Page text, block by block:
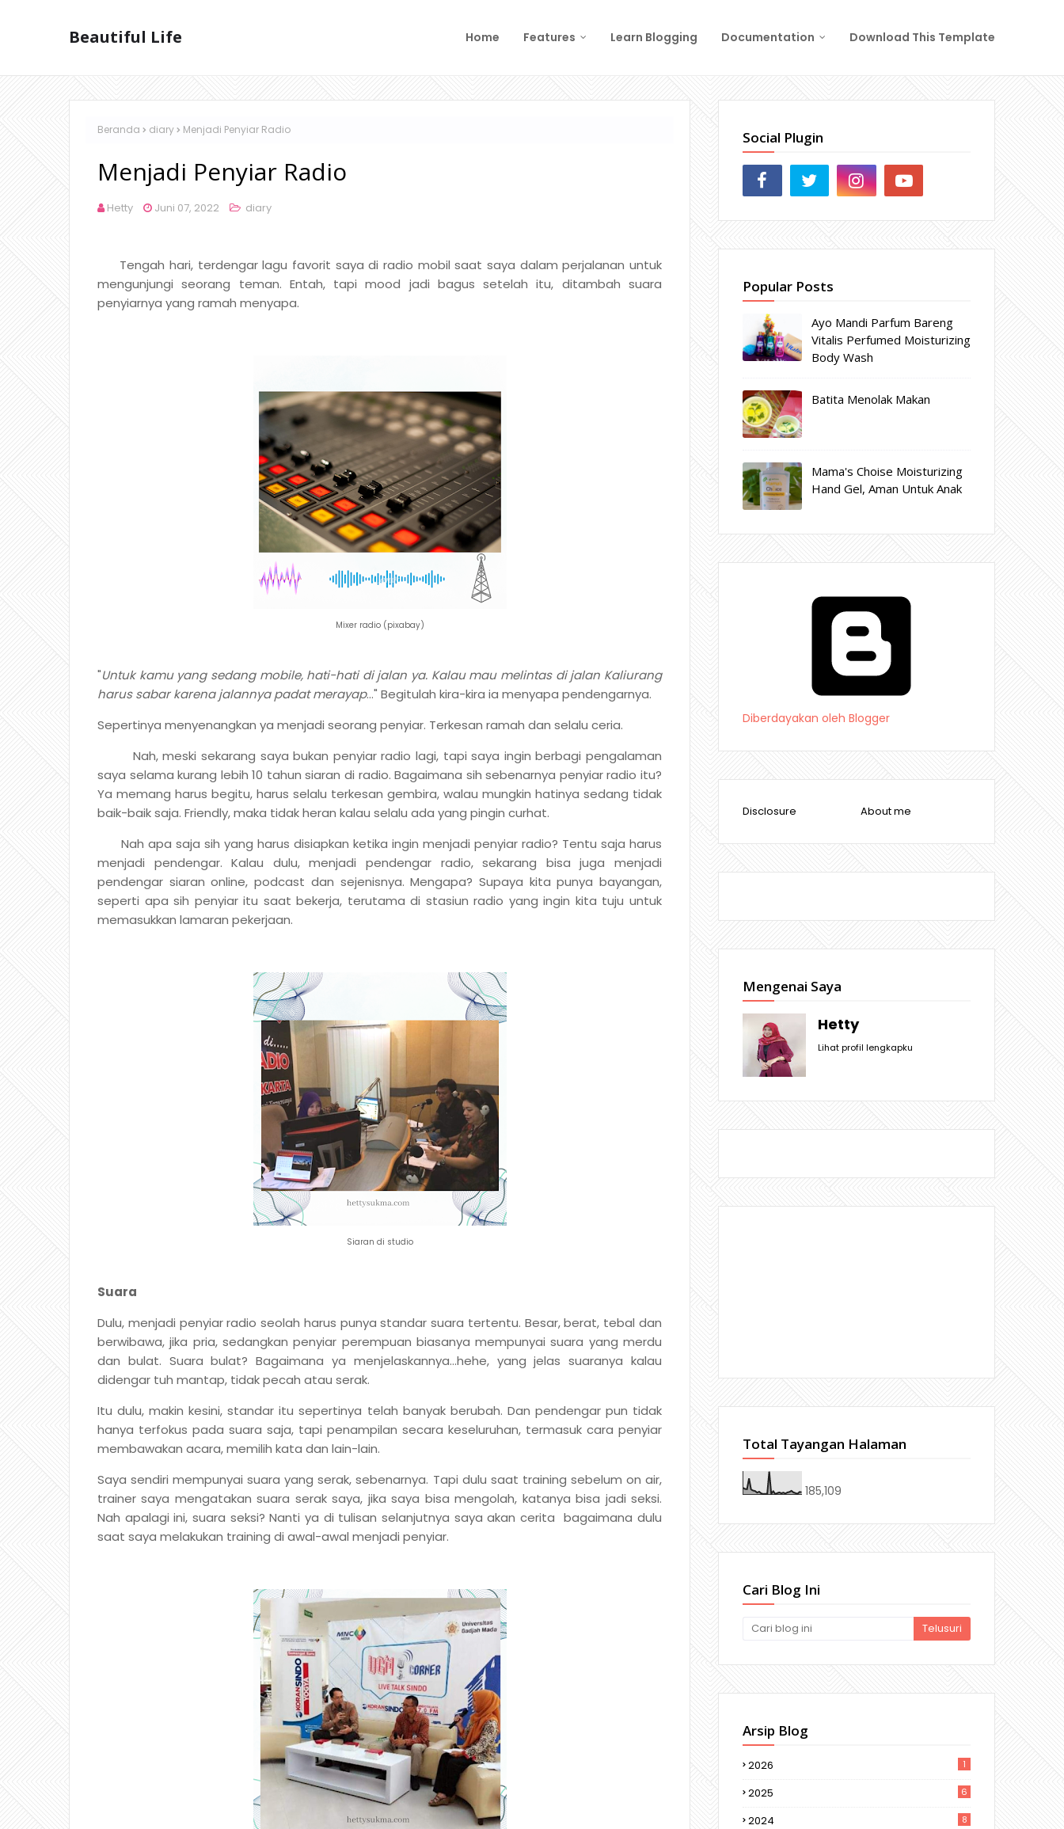
Beautiful Life Home Features Learn Blogging Documentation Download This Template
Beranda diary Menjadi Penyiar Radio
Menjadi Penyiar Radio
Hetty Juni 07, 2022 diary
Tengah hari, terdengar lagu favorit saya di radio mobil saat saya dalam perjalanan untuk
mengunjungi seorang teman. Entah, tapi mood jadi bagus setelah itu, ditambah suara
penyiarnya yang ramah menyapa.
Mixer radio (pixabay)
"Untuk kamu yang sedang mobile, hati-hati di jalan ya. Kalau mau melintas di jalan Kaliurang
harus sabar karena jalannya padat merayap..." Begitulah kira-kira ia menyapa pendengarnya.
Sepertinya menyenangkan ya menjadi seorang penyiar. Terkesan ramah dan selalu ceria.
Nah, meski sekarang saya bukan penyiar radio lagi, tapi saya ingin berbagi pengalaman
saya selama kurang lebih 10 tahun siaran di radio. Bagaimana sih sebenarnya penyiar radio itu?
Ya memang harus begitu, harus selalu terkesan gembira, walau mungkin hatinya sedang tidak
baik-baik saja. Friendly, maka tidak heran kalau selalu ada yang pingin curhat.
Nah apa saja sih yang harus disiapkan ketika ingin menjadi penyiar radio? Tentu saja harus
menjadi pendengar. Kalau dulu, menjadi pendengar radio, sekarang bisa juga menjadi
pendengar siaran online, podcast dan sejenisnya. Mengapa? Supaya kita punya bayangan,
seperti apa sih penyiar itu saat bekerja, terutama di stasiun radio yang ingin kita tuju untuk
memasukkan lamaran pekerjaan.
Siaran di studio
Suara
Dulu, menjadi penyiar radio seolah harus punya standar suara tertentu. Besar, berat, tebal dan
berwibawa, jika pria, sedangkan penyiar perempuan biasanya mempunyai suara yang merdu
dan bulat. Suara bulat? Bagaimana ya menjelaskannya...hehe, yang jelas suaranya kalau
didengar tuh mantap, tidak pecah atau serak.
Itu dulu, makin kesini, standar itu sepertinya telah banyak berubah. Dan pendengar pun tidak
hanya terfokus pada suara saja, tapi penampilan secara keseluruhan, termasuk cara penyiar
membawakan acara, memilih kata dan lain-lain.
Saya sendiri mempunyai suara yang serak, sebenarnya. Tapi dulu saat training sebelum on air,
trainer saya mengatakan suara serak saya, jika saya bisa mengolah, katanya bisa jadi seksi.
Nah apalagi ini, suara seksi? Nanti ya di tulisan selanjutnya saya akan cerita bagaimana dulu
saat saya melakukan training di awal-awal menjadi penyiar.
Social Plugin
Popular Posts
Ayo Mandi Parfum Bareng
Vitalis Perfumed Moisturizing
Body Wash
Batita Menolak Makan
Mama's Choise Moisturizing
Hand Gel, Aman Untuk Anak
Diberdayakan oleh Blogger
Disclosure About me
Mengenai Saya
Hetty
Lihat profil lengkapku
Total Tayangan Halaman
185,109
Cari Blog Ini
Arsip Blog
2026 1
2025 6
2024 8